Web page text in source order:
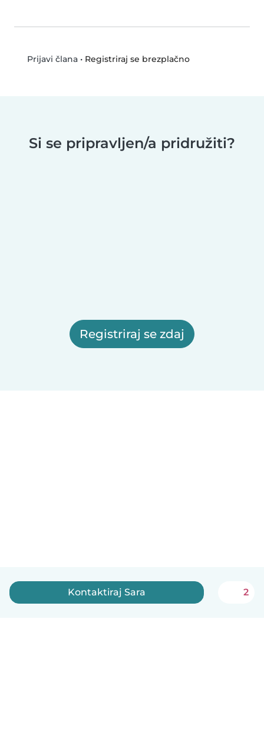
Prijavi člana• Registriraj se brezplačno
Si se pripravljen/a pridružiti?
Registriraj se zdaj
Kontaktiraj Sara 2